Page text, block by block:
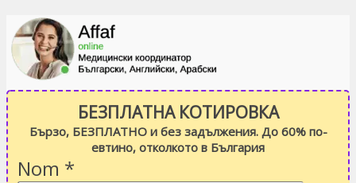
БЕЗПЛАТНА КОТИРОВКА
Бързо, БЕЗПЛАТНО и без задължения. До 60% по-
евтино, отколкото в България
Nom *